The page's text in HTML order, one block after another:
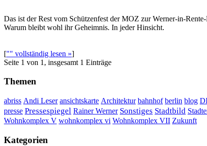
Das ist der Rest vom Schützenfest der MOZ zur Werner-in-
Warum bleibt wohl ihr Geheimnis. In jeder Hinsicht.
["" vollständig lesen »]
Seite 1 von 1, insgesamt 1 Einträge
Themen
abriss Andi Leser ansichtskarte Architektur bahnhof berlin blog
presse Pressespiegel Rainer Werner Sonstiges Stadtbild
Wohnkomplex V wohnkomplex vi Wohnkomplex VII Zukunft
Kategorien